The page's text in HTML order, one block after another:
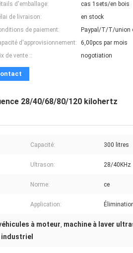
d'emballage:
cas 1sets/en bois
de livraison:
en stock
de paiement:
Paypal/T/T/union
d'approvisionnement:
6,00pcs par mois
de vente ::
nogotiation
28/40/68/80/120 kilohertz
Capacité: 300 litres
Ultrason: 28/40KHz
Norme: ce
Application:
à moteur, machine à laver